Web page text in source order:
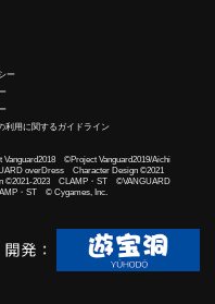
ー
利用に関するガイドライン
©Project Vanguard2019/Aichi
overDress Character Design ©2021
©2021-2023 CLAMP・ST ©VANGUARD
・ST © Cygames, Inc.